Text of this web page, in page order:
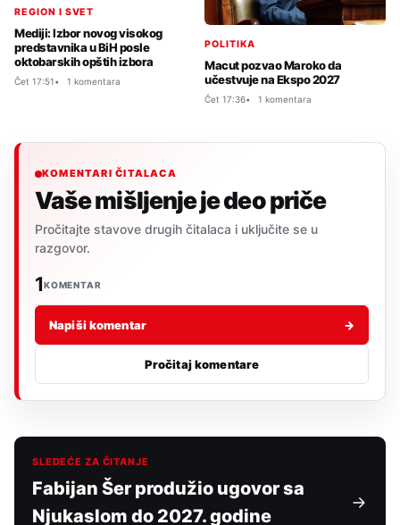
REGION I SVET
Mediji: Izbor novog visokog
predstavnika u BiH posle
oktobarskih opštih izbora
Čet 17:51 1 komentara
POLITIKA
Macut pozvao Maroko da
učestvuje na Ekspo 2027
Čet 17:36 1 komentara
KOMENTARI ČITALACA
Vaše mišljenje je deo priče
Pročitajte stavove drugih čitalaca i uključite se u
razgovor.
1KOMENTAR
Napiši komentar →
Pročitaj komentare
SLEDEĆE ZA ČITANJE
Fabijan Šer produžio ugovor sa
Njukaslom do 2027. godine